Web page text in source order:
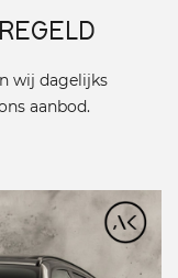
wij dagelijks
aanbod.